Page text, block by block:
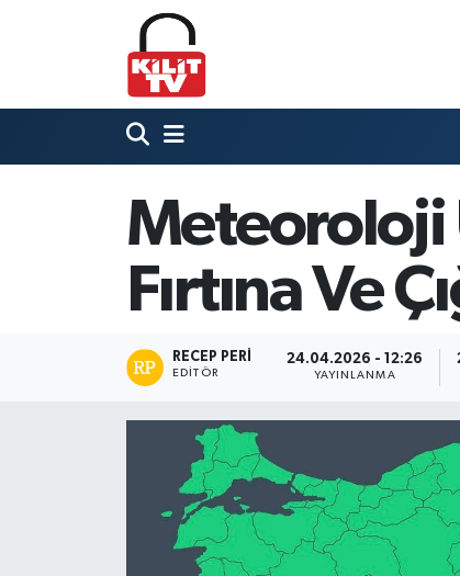
Meteoroloji
Fırtına Ve
RECEP PERI
EDITÖR
24.04.2026 - 12:26
YAYINLANMA
Hava Durumu
Trafik Durumu
Tüm Manşetler
Son Dakika Haberleri
Haber Arşivi